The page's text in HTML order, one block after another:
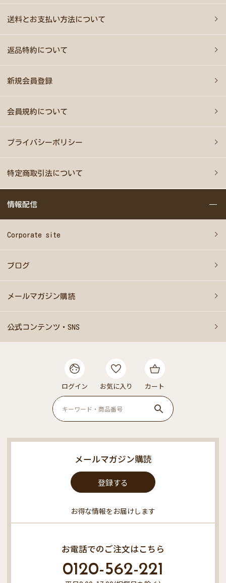
送料とお支払い方法について
返品特約について
新規会員登録
会員規約について
プライバシーポリシー
特定商取引法について
情報配信
Corporate site
ブログ
メールマガジン購読
公式コンテンツ・SNS
ログイン お気に入り カート
メールマガジン購読
登録する
お得な情報をお届けします
お電話でのご注文はこちら
0120-562-221